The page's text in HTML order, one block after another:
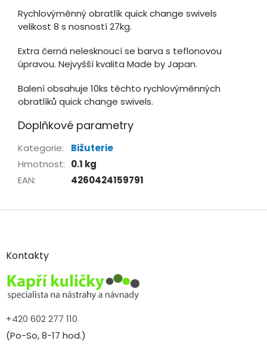
Rychlovýměnný obratlík quick change swivels
velikost 8 s nosností 27kg.
Extra černá nelesknoucí se barva s teflonovou
úpravou. Nejvyšší kvalita Made by Japan.
Balení obsahuje 10ks těchto rychlovýměnných
obratlíků quick change swivels.
Doplňkové parametry
Kategorie:
Bižuterie
Hmotnost: 0.1 kg
EAN: 4260424159791
Z
aKontakty
+420 602 277 110
(Po-So, 8-17 hod.)